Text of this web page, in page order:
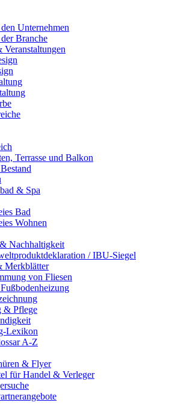
Unternehmen
Branche
Veranstaltungen
Terrasse und Balkon
& Spa
Bad
Wohnen
Nachhaltigkeit
/ IBU-Siegel
Merkblätter
von Fliesen
& Pflege
Lexikon
A-Z
& Flyer
für Handel & Verleger